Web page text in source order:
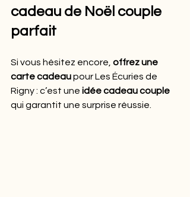
cadeau de Noël couple
parfait
Si vous hésitez encore, offrez une
carte cadeau pour Les Écuries de
Rigny : c’est une idée cadeau couple
qui garantit une surprise réussie.